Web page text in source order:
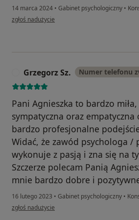
14 marca 2024 • Gabinet psychologiczny •
w opinii użytkownika W
zgłoś nadużycie
Grzegorz Sz. Numer telefonu
Pani Agnieszka to bardzo miła,
sympatyczna oraz empatyczna
bardzo profesjonalne
Widać, że zawód psychologa /
wykonuje z pasją i zna się na
Szczerze polecam Panią
mnie bardzo dobre i
16 lutego 2023 • Gabinet psychologiczny •
w opinii użytkownika Grzegorz Sz.
zgłoś nadużycie